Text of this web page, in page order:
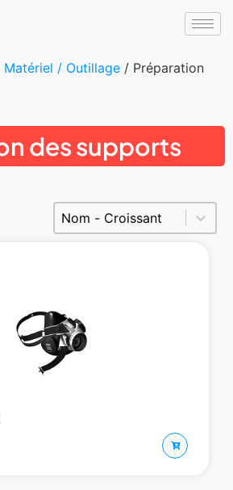
Matériel / Outillage / Préparation
des supports
Trier Produits
Trier le contenu